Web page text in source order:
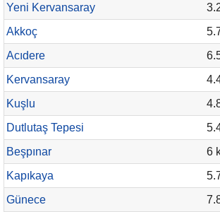
Yeni Kervansaray
Akkoç
Acıdere
Kervansaray
Kuşlu
Dutlutaş Tepesi
Beşpınar
6
Kapıkaya
Günece